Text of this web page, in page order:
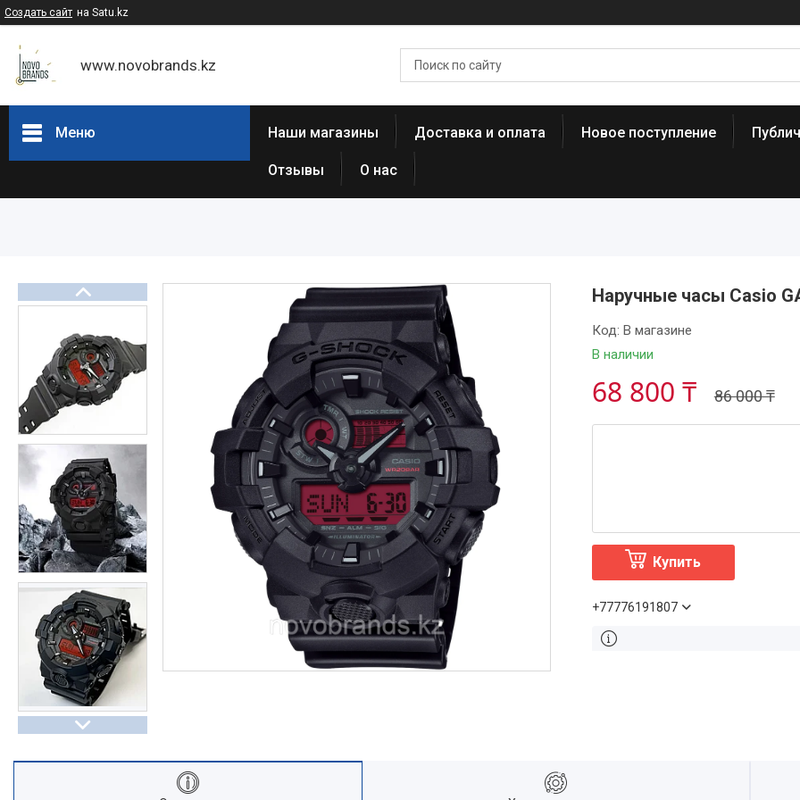
Создать сайт на Satu.kz
www.novobrands.kz
Меню
Часы Casio Pro Trek
Casio-Женские часы
Часы Casio Retro
Часы ORIENT
Часы Восток (Чистопольский
завод)
Часы Seiko
Casio спортивные часы
Будильники / настольные часы
Парные модели | СКИДКИ
Новости
Статьи
Наши магазины Доставка и оплата Новое поступление
Отзывы О нас
Наручные часы Casio
В наличии
Код: В магазине
86 000 ₸
68 800 ₸
Купить
+77776191807